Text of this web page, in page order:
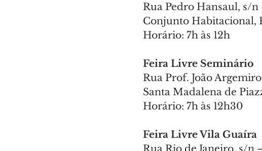
Rua Pedro Hansaul, s/n
Conjunto Habitacional,
Horário: 7h às 12h
Feira Livre Seminário
Rua Prof. João
Santa Madalena de
Horário: 7h às 12h30
Feira Livre Vila Guaíra